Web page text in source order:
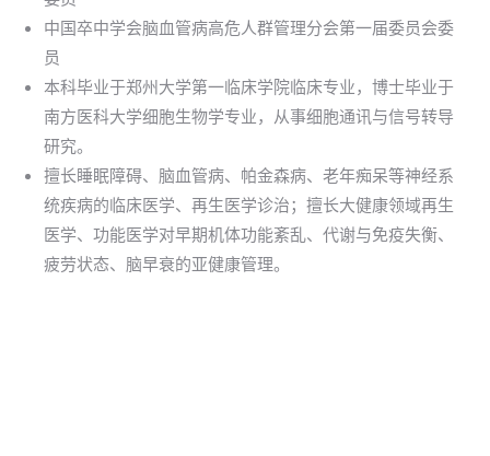
中国卒中学会脑血管病高危人群管理分会第一届委员会委
员
本科毕业于郑州大学第一临床学院临床专业，博士毕业于
南方医科大学细胞生物学专业，从事细胞通讯与信号转导
研究。
擅长睡眠障碍、脑血管病、帕金森病、老年痴呆等神经系
统疾病的临床医学、再生医学诊治；擅长大健康领域再生
医学、功能医学对早期机体功能紊乱、代谢与免疫失衡、
疲劳状态、脑早衰的亚健康管理。